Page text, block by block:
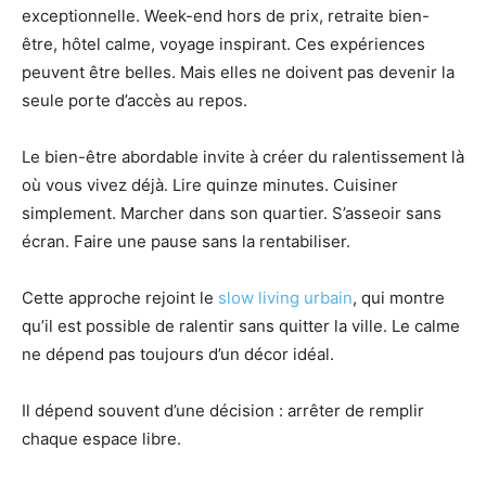
exceptionnelle. Week-end hors de prix, retraite bien-
être, hôtel calme, voyage inspirant. Ces expériences
peuvent être belles. Mais elles ne doivent pas devenir la
seule porte d’accès au repos.
Le bien-être abordable invite à créer du ralentissement là
où vous vivez déjà. Lire quinze minutes. Cuisiner
simplement. Marcher dans son quartier. S’asseoir sans
écran. Faire une pause sans la rentabiliser.
Cette approche rejoint le slow living urbain, qui montre
qu’il est possible de ralentir sans quitter la ville. Le calme
ne dépend pas toujours d’un décor idéal.
Il dépend souvent d’une décision : arrêter de remplir
chaque espace libre.